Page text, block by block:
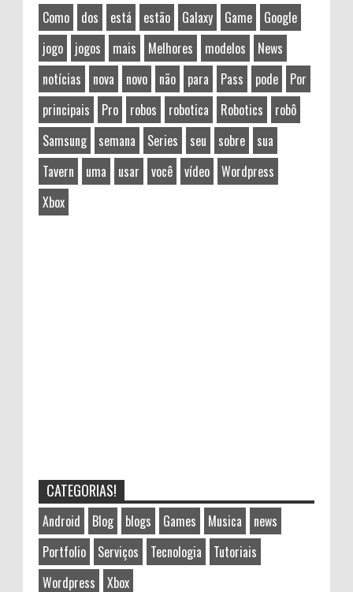
Como
dos está estão Galaxy Game
Google
jogo
jogos mais Melhores modelos
News
notícias
nova novo não para Pass pode
Por
principais
Pro robos robotica Robotics
robô
Samsung
semana Series seu sobre
sua
Tavern
uma usar você vídeo
Wordpress
Xbox
CATEGORIAS!
Android Blog blogs Games Musica
news
Portfolio
Serviços Tecnologia
Tutoriais
Wordpress
Xbox